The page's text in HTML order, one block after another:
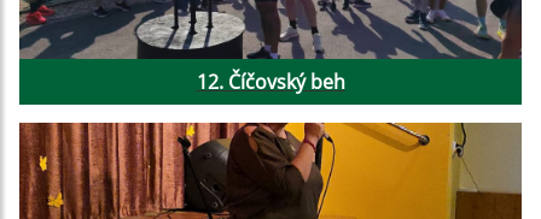
12. Číčovský beh